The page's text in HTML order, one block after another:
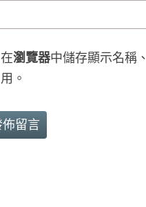
在瀏覽器中儲存顯示名稱
用。